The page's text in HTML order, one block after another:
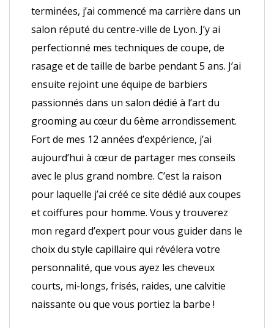
terminées, j’ai commencé ma carrière dans un
salon réputé du centre-ville de Lyon. J’y ai
perfectionné mes techniques de coupe, de
rasage et de taille de barbe pendant 5 ans. J’ai
ensuite rejoint une équipe de barbiers
passionnés dans un salon dédié à l’art du
grooming au cœur du 6ème arrondissement.
Fort de mes 12 années d’expérience, j’ai
aujourd’hui à cœur de partager mes conseils
avec le plus grand nombre. C’est la raison
pour laquelle j’ai créé ce site dédié aux coupes
et coiffures pour homme. Vous y trouverez
mon regard d’expert pour vous guider dans le
choix du style capillaire qui révélera votre
personnalité, que vous ayez les cheveux
courts, mi-longs, frisés, raides, une calvitie
naissante ou que vous portiez la barbe !